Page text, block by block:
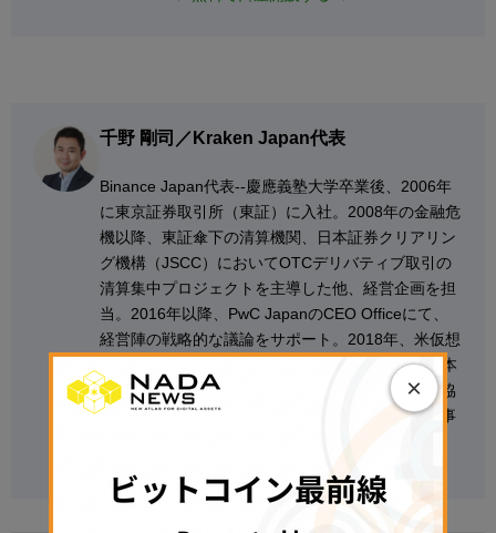
千野 剛司／Kraken Japan代表
Binance Japan代表--慶應義塾大学卒業後、2006年
に東京証券取引所（東証）に入社。2008年の金融危
機以降、東証傘下の清算機関、日本証券クリアリン
グ機構（JSCC）においてOTCデリバティブ取引の
清算集中プロジェクトを主導した他、経営企画を担
当。2016年以降、PwC JapanのCEO Officeにて、
経営陣の戦略的な議論をサポート。2018年、米仮想
通貨取引所のKrakenに入社し、2020年3月より日本
法人代表を務めた。その他、日本暗号資産取引業協
会では副会長、日本暗号資産ビジネス協会では理事
×